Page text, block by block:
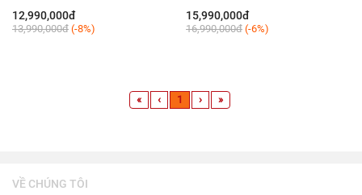
12,990,000đ
13,990,000đ (-8%)
15,990,000đ
16,990,000đ (-6%)
« ‹ 1 › »
VỀ CHÚNG TÔI